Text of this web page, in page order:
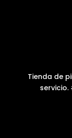
Tienda de